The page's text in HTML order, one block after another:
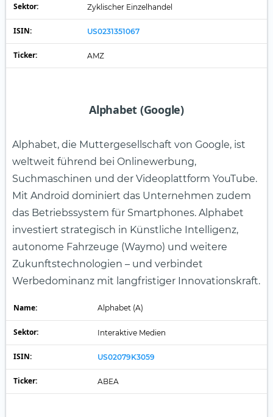
Sektor: Zyklischer Einzelhandel
ISIN: US0231351067
Ticker: AMZ
Alphabet (Google)
Alphabet, die Muttergesellschaft von Google, ist
weltweit führend bei Onlinewerbung,
Suchmaschinen und der Videoplattform YouTube.
Mit Android dominiert das Unternehmen zudem
das Betriebssystem für Smartphones. Alphabet
investiert strategisch in Künstliche Intelligenz,
autonome Fahrzeuge (Waymo) und weitere
Zukunftstechnologien – und verbindet
Werbedominanz mit langfristiger Innovationskraft.
Name: Alphabet (A)
Sektor: Interaktive Medien
ISIN: US02079K3059
Ticker: ABEA